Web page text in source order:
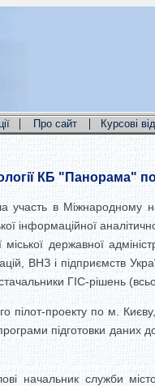
| Про сайт | Курсові
КБ "Панорама"
в Міжнародному
державної
ВНЗ і підприємств
ГІС-рішень
пілот-проекту по м.
підготовки даних
начальник служби